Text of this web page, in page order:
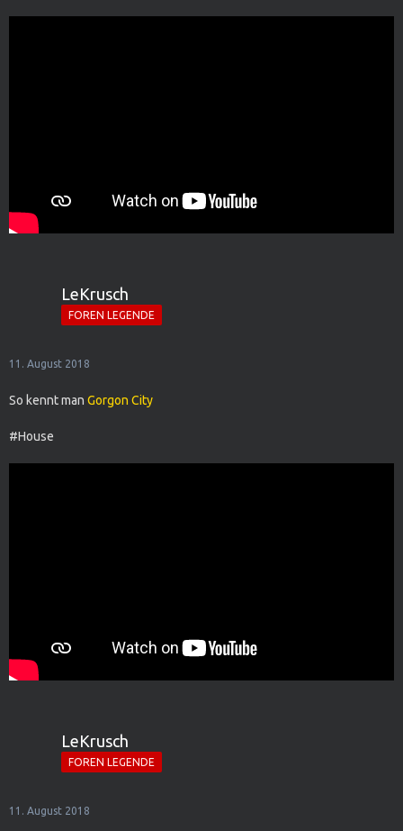
LeKrusch
FOREN LEGENDE
11. August 2018
So kennt man Gorgon City
#House
LeKrusch
FOREN LEGENDE
11. August 2018